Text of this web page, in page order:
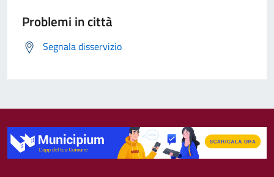
Problemi in città
Segnala disservizio